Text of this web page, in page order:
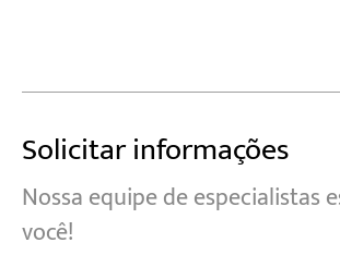
Solicitar informações
Nossa equipe de especialistas
você!